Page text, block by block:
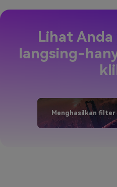
Lihat
langsing-
Menghasilkan filter